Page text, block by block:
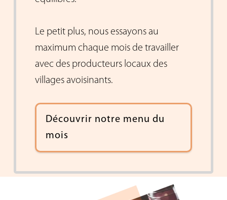
Le petit plus, nous essayons au
maximum chaque mois de travailler
avec des producteurs locaux des
villages avoisinants.
Découvrir notre menu du
mois